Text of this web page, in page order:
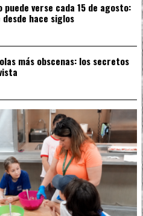
verse cada 15 de agosto:
hace siglos
más obscenas: los secretos